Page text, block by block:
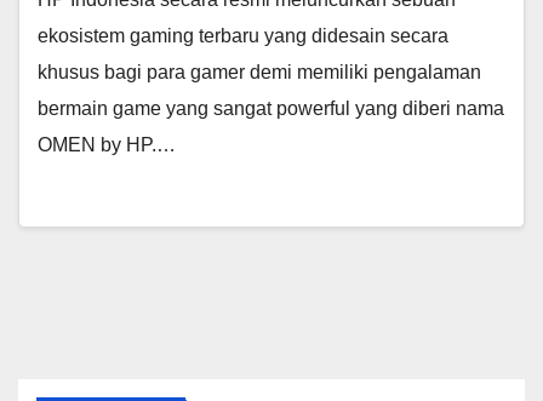
ekosistem gaming terbaru yang didesain secara
khusus bagi para gamer demi memiliki pengalaman
bermain game yang sangat powerful yang diberi nama
OMEN by HP.…